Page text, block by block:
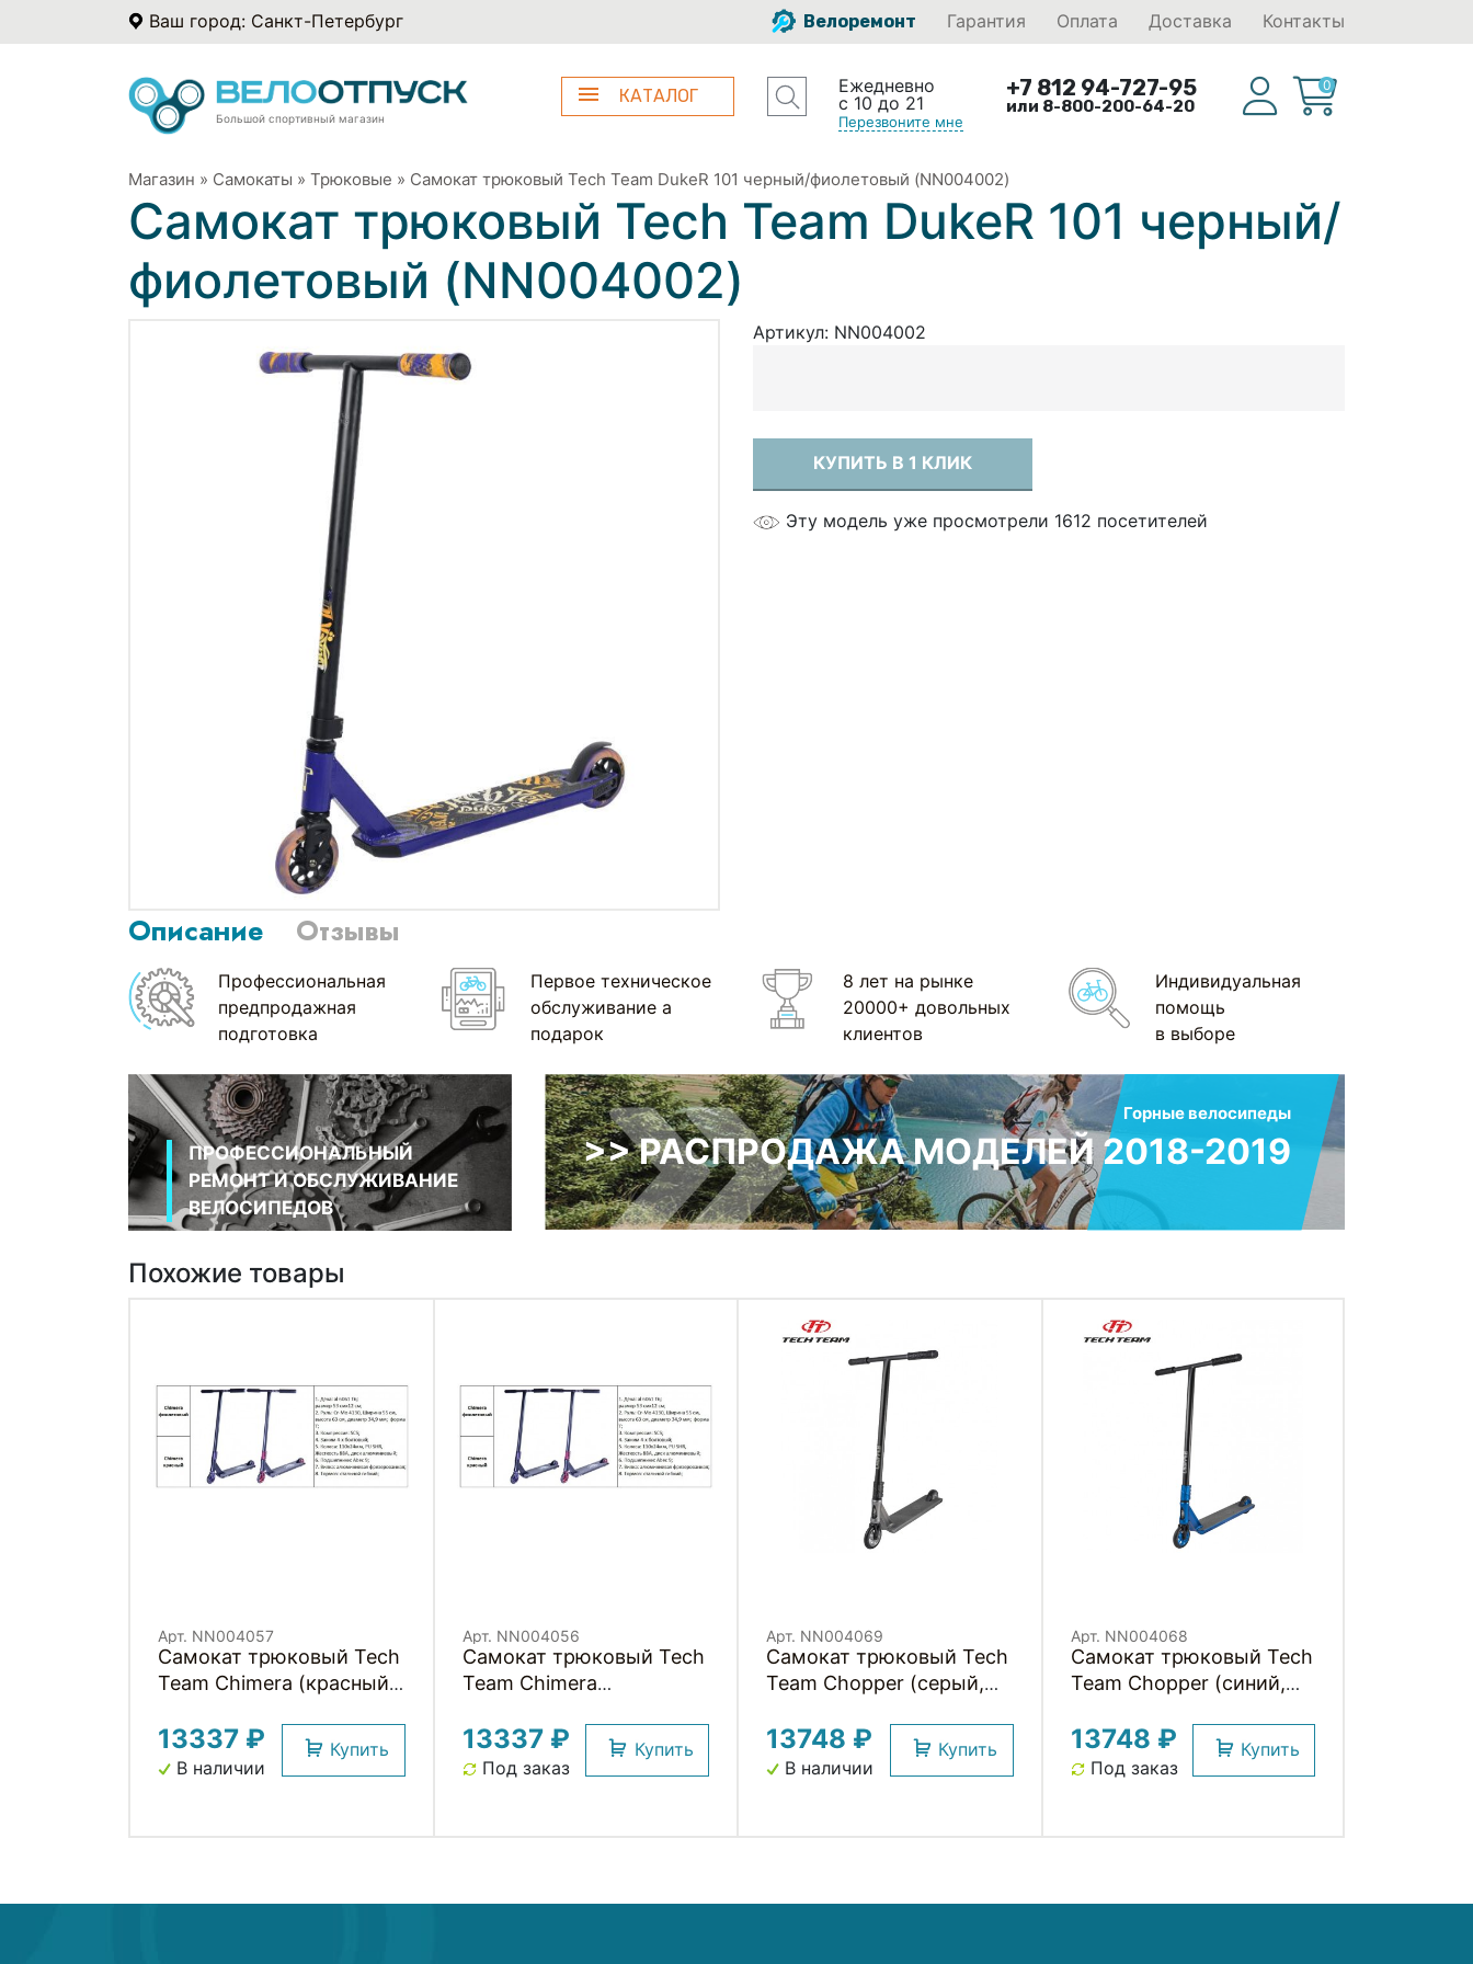
Ваш город: Санкт-Петербург Велоремонт Гарантия Оплата Доставка Контакты
Большой спортивный магазин
КАТАЛОГ
Ежедневно
с 10 до 21
Перезвоните мне
+7 812 94-727-95
или 8-800-200-64-20
0
Магазин » Самокаты » Трюковые » Самокат трюковый Tech Team DukeR 101 черный/фиолетовый (NN004002)
Самокат трюковый Tech Team DukeR 101 черный/
фиолетовый (NN004002)
Артикул: NN004002
КУПИТЬ В 1 КЛИК
Эту модель уже просмотрели 1612 посетителей
Описание Отзывы
Профессиональная
предпродажная
подготовка
Первое техническое
обслуживание а
подарок
8 лет на рынке
20000+ довольных
клиентов
Индивидуальная
помощь
в выборе
ПРОФЕССИОНАЛЬНЫЙ
РЕМОНТ И ОБСЛУЖИВАНИЕ
ВЕЛОСИПЕДОВ
Горные велосипеды
>> РАСПРОДАЖА МОДЕЛЕЙ 2018-2019
Похожие товары
Арт. NN004057
Самокат трюковый Tech
Team Chimera (красный,
13337 ₽
В наличии
Купить
Арт. NN004056
Самокат трюковый Tech
Team Chimera
NN004056)
13337 ₽
Под заказ
Купить
Арт. NN004069
Самокат трюковый Tech
Team Chopper (серый,
13748 ₽
В наличии
Купить
Арт. NN004068
Самокат трюковый Tech
Team Chopper (синий,
13748 ₽
Под заказ
Купить